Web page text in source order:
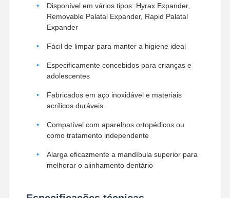
Controle De
Qualidade
Fale
Conosco
Notícias
Todos Os
Casos
Converse
Dentaduras Cerâmicas
Finê de Emax
Barra do implante dental
Disponível em vários tipos: Hyrax Expander,
Removable Palatal Expander, Rapid Palatal
Expander
Fácil de limpar para manter a higiene ideal
Especificamente concebidos para crianças e
adolescentes
Fabricados em aço inoxidável e materiais
acrílicos duráveis
Compatível com aparelhos ortopédicos ou
como tratamento independente
Alarga eficazmente a mandíbula superior para
melhorar o alinhamento dentário